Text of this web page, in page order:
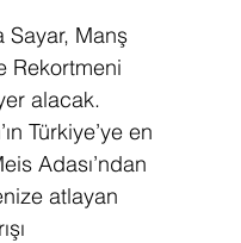
Sayar, Manş
Rekortmeni
alacak.
Türkiye’ye en
Adası’ndan
atlayan